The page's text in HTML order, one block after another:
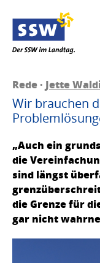
Rede · Jette
Wir brauchen
„Auch ein
die
sind längst
die Grenze für
gar nicht